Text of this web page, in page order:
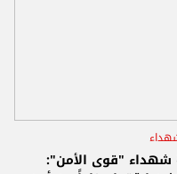
شهداء "قوى الأمن":